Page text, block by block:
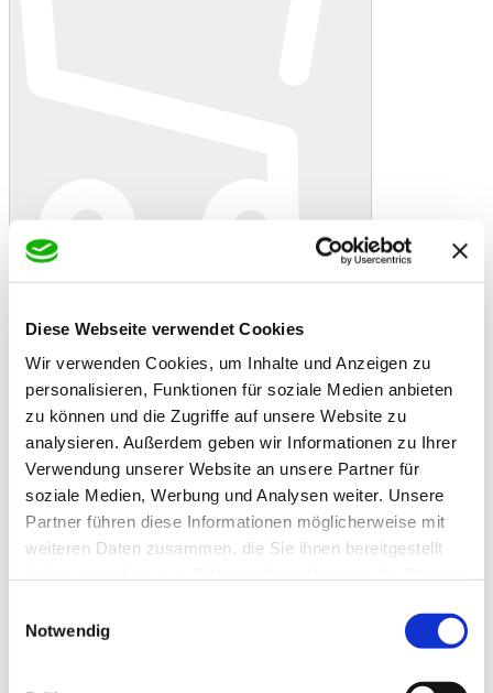
Diese Webseite verwendet Cookies
Wir verwenden Cookies, um Inhalte und Anzeigen zu
personalisieren, Funktionen für soziale Medien anbieten
zu können und die Zugriffe auf unsere Website zu
analysieren. Außerdem geben wir Informationen zu Ihrer
Verwendung unserer Website an unsere Partner für
soziale Medien, Werbung und Analysen weiter. Unsere
Partner führen diese Informationen möglicherweise mit
weiteren Daten zusammen, die Sie ihnen bereitgestellt
Notwendig
In den Warenkorb Danke! Etwas ist schiefgelaufen
Leovet Lederseife 500ml
Reine Pflanzenöle reinigen tiefenwirksam und machen das Leder
geschmeidig. Der hohe Gehalt an Glycerin und Fett wirkt nährend.
Die halbfeste Zubereitung ermöglicht problemloses Auflösen in
Wasser. Ölseife ist auch bestens als Universalreinigungsmittel in
Stall und Haus geeignet.
Zusatzinformationen
Zusatzinformationen
Anschrift des
Unternehmens
leovet Dr. Jacoby GmbH & Co. KG
Beim Eberacker 1
Telefon +49 (0) 64 41 / 96 59 - 0
Lieferzeit von 2-3 Werktagen bei Paketversand.
regional wie gewohnt nach Terminabsprache.